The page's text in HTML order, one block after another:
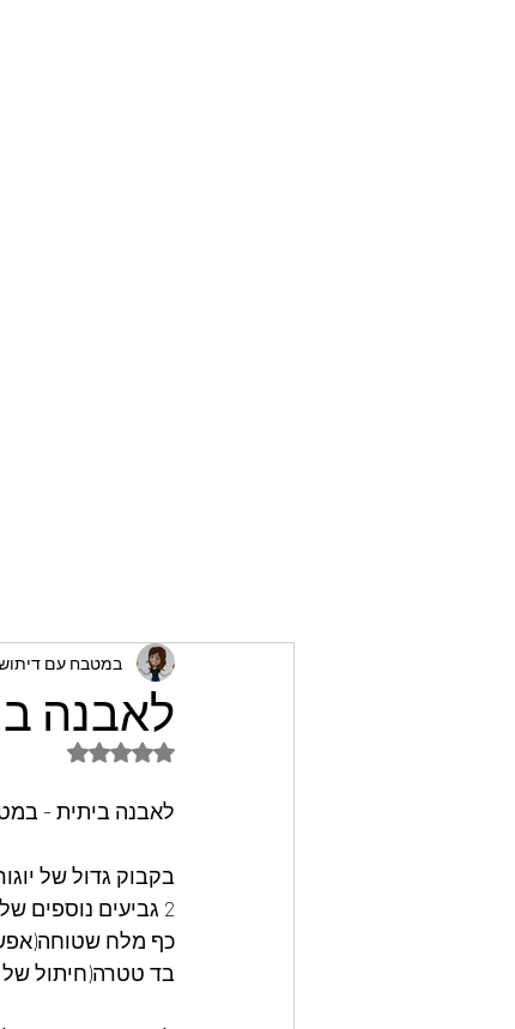
לאבנה
במטבח עם
דירוג של NaN מתוך 5 כוכבים
לאבנה ביתית -
בקבוק גדול של
2 גביעים נוספים של יוגורט
כף מלח
בד טטרה(חיתול של